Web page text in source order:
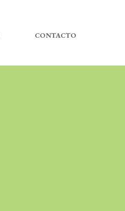
CONTACTO